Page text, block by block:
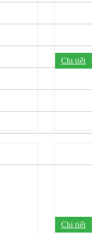
Chi tiết
Chi tiết